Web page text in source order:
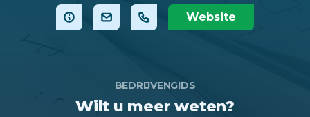
Website
BEDRIJVENGIDS
Wilt u meer weten?